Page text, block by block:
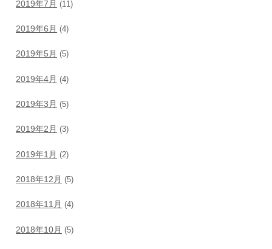
2019年7月 (11)
2019年6月 (4)
2019年5月 (5)
2019年4月 (4)
2019年3月 (5)
2019年2月 (3)
2019年1月 (2)
2018年12月 (5)
2018年11月 (4)
2018年10月 (5)